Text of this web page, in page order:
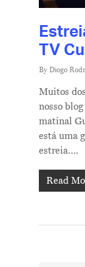
TV
By Diogo
Muitos
nosso
matinal
está uma
estreia….
Read